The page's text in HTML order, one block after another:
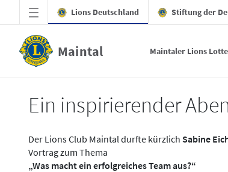
Zum Hauptinhalt springen
Lions Deutschland Stiftung der
Maintal Maintaler Lions
Ein inspirierender
Der Lions Club Maintal durfte kürzlich Sabine
Vortrag zum Thema
„Was macht ein erfolgreiches Team aus?“